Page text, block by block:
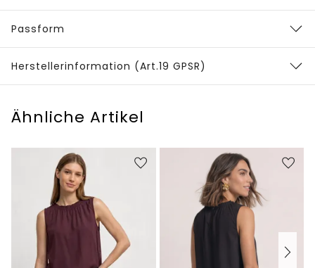
Passform
Herstellerinformation (Art.19 GPSR)
Ähnliche Artikel